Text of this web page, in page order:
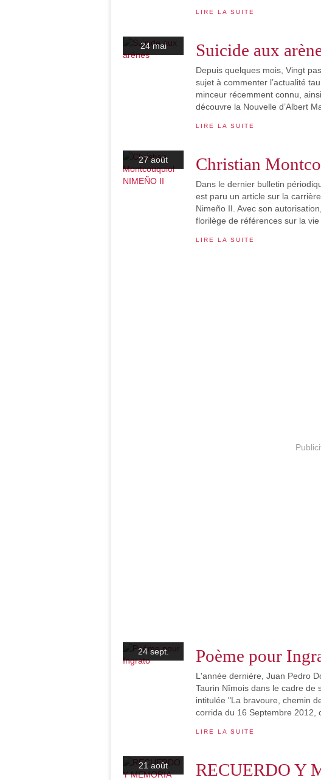
LIRE LA SUITE
24 mai Suicide aux
Depuis quelques mois, Vingt
sujet à commenter l’actualité
minceur récemment connu,
découvre la Nouvelle d’Albert
LIRE LA SUITE
27 août Christian
Dans le dernier bulletin
est paru un article sur la
Nimeño II. Avec son
florilège de références sur la vie
LIRE LA SUITE
24 sept. Poème pour
L'année dernière, Juan Pedro
Taurin Nîmois dans le cadre de
intitulée "La bravoure, chemin
corrida du 16 Septembre 2012,
LIRE LA SUITE
21 août RECUERDO Y